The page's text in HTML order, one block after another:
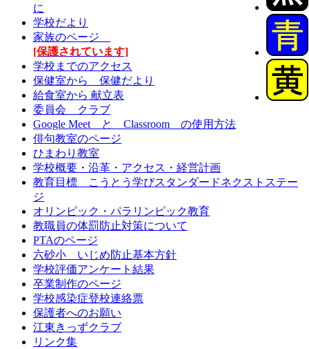
に
学校だより
家族のページ
[保護されています]
学校までのアクセス
保健室から 保健だより
給食室から 献立表
委員会 クラブ
Google Meet と Classroom の使用方法
俳句教室のページ
ひまわり教室
学校概要・沿革・アクセス・経営計画
教育目標 こうとう学びスタンダードネクストステー
ジ
オリンピック・パラリンピック教育
教職員の体罰防止対策について
PTAのページ
六砂小 いじめ防止基本方針
学校評価アンケート結果
卒業制作のページ
学校感染症登校連絡票
保護者へのお願い
江東きっずクラブ
リンク集